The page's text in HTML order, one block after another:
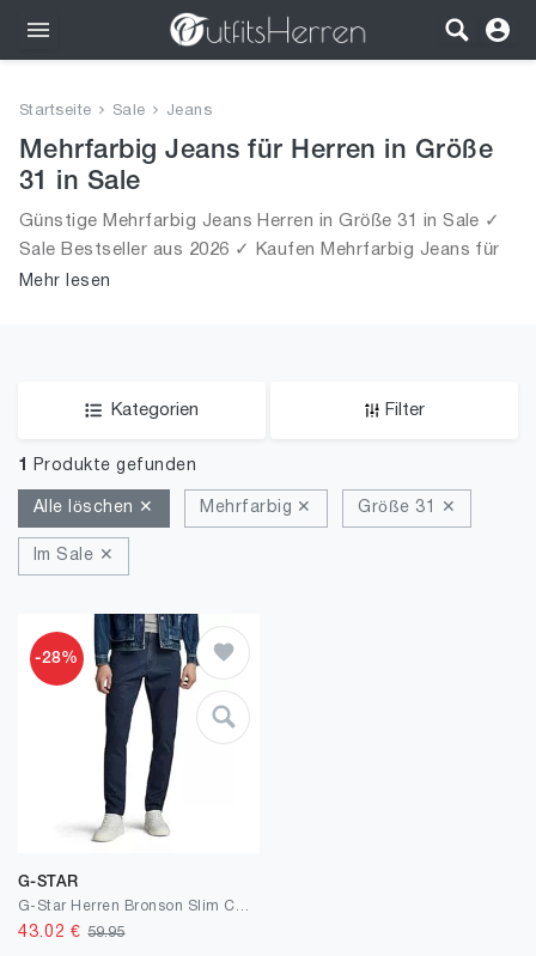
Bekleidung
Schuhe
Startseite Sale Jeans
Mehrfarbig Jeans für Herren in Größe
31 in Sale
Günstige Mehrfarbig Jeans Herren in Größe 31 in Sale ✓
Sale Bestseller aus 2026 ✓ Kaufen Mehrfarbig Jeans für
Männer in Größe 31 in Sale!
Mehr lesen
Kategorien Filter
1 Produkte gefunden
Alle löschen ✕ Mehrfarbig ✕ Größe 31 ✕
Im Sale ✕
-28%
G-STAR
43.02 €59.95